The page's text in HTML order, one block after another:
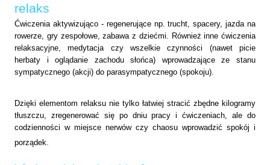
relaks
Ćwiczenia aktywizująco - regenerujące np. trucht, spacery, jazda na
rowerze, gry zespołowe, zabawa z dziećmi. Również inne ćwiczenia
relaksacyjne, medytacja czy wszelkie czynności (nawet picie
herbaty i oglądanie zachodu słońca) wprowadzające ze stanu
sympatycznego (akcji) do parasympatycznego (spokoju).
Dzięki elementom relaksu nie tylko łatwiej stracić zbędne kilogramy
tłuszczu, zregenerować się po dniu pracy i ćwiczeniach, ale do
codzienności w miejsce nerwów czy chaosu wprowadzić spokój i
porządek.